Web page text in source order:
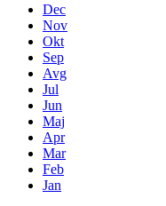
Dec
Nov
Okt
Sep
Avg
Jul
Jun
Maj
Apr
Mar
Feb
Jan